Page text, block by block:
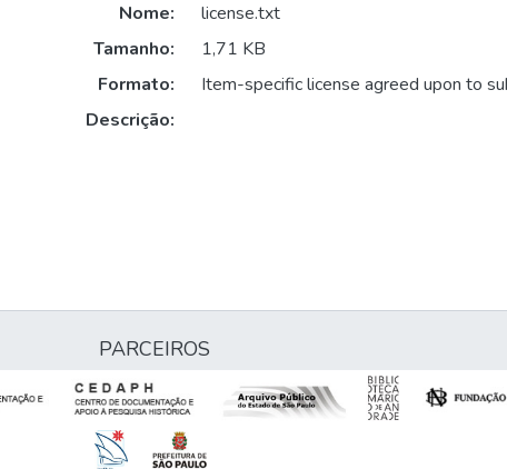
Nome:
license.txt
Tamanho:
1,71 KB
Formato:
Item-specific license agreed upon to
Descrição:
PARCEIROS